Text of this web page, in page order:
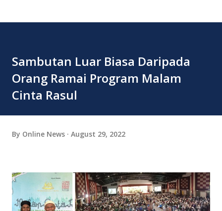
Sambutan Luar Biasa Daripada
Orang Ramai Program Malam
Cinta Rasul
By Online News August 29, 2022